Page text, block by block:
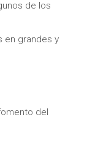
de los
en grandes y
del